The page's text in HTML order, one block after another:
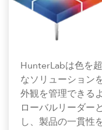
HunterLabは色を
なソリューション
外観を管理できる
ローバルリーダー
し、製品の一貫性